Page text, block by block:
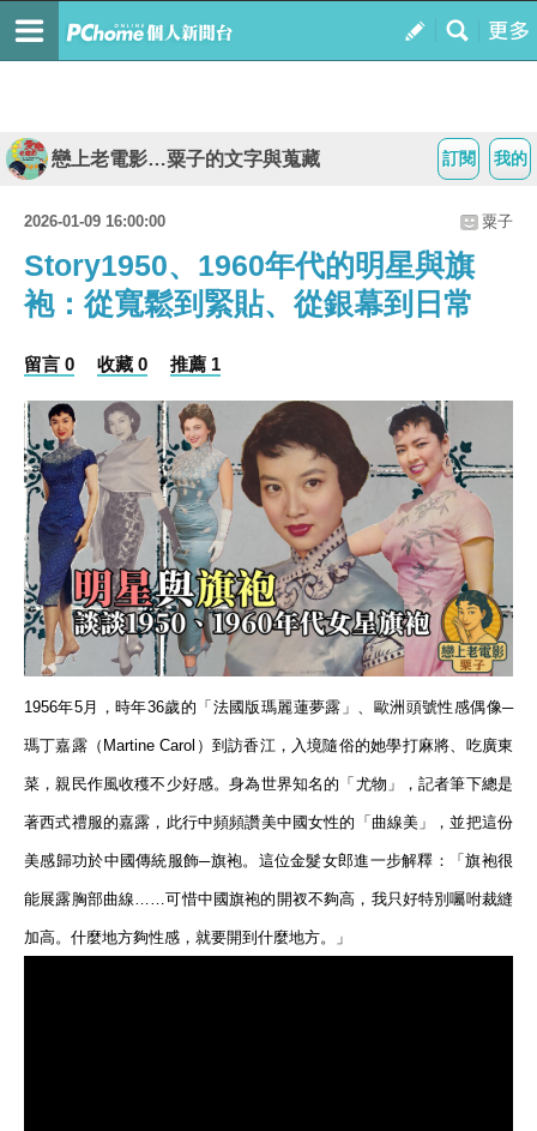
我的
訂閱
戀上老電影…粟子的文字與蒐藏
2026-01-09 16:00:00 粟子
Story1950、1960年代的明星與旗
袍：從寬鬆到緊貼、從銀幕到日常
留言 0 收藏 0 推薦 1
1956年5月，時年36歲的「法國版瑪麗蓮夢露」、歐洲頭號性感偶像─
瑪丁嘉露（Martine Carol）到訪香江，入境隨俗的她學打麻將、吃廣東
菜，親民作風收穫不少好感。身為世界知名的「尤物」，記者筆下總是
著西式禮服的嘉露，此行中頻頻讚美中國女性的「曲線美」，並把這份
美感歸功於中國傳統服飾─旗袍。這位金髮女郎進一步解釋：「旗袍很
能展露胸部曲線……可惜中國旗袍的開衩不夠高，我只好特別囑咐裁縫
加高。什麼地方夠性感，就要開到什麼地方。」